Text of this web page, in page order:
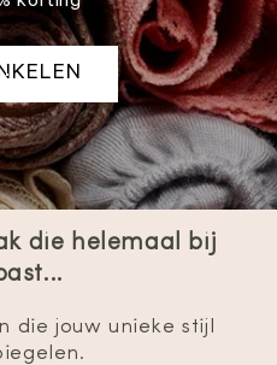
die helemaal bij
die jouw unieke stijl